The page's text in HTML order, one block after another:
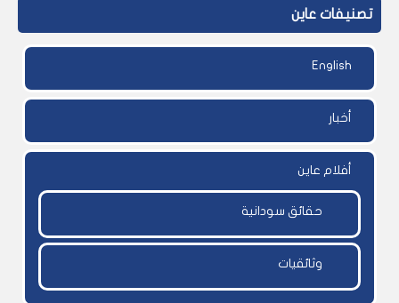
تصنيفات عاين
English
أخبار
أفلام عاين
حقائق سودانية
وثائقيات